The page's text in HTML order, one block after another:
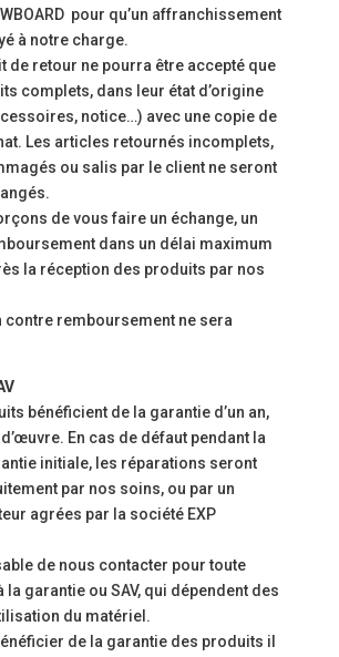
pour qu’un affranchissement
à notre charge.
de retour ne pourra être accepté que
complets, dans leur état d’origine
notice…) avec une copie de
Les articles retournés incomplets,
ou salis par le client ne seront
de vous faire un échange, un
dans un délai maximum
la réception des produits par nos
contre remboursement ne sera
bénéficient de la garantie d’un an,
En cas de défaut pendant la
initiale, les réparations seront
par nos soins, ou par un
agrées par la société EXP
de nous contacter pour toute
la garantie ou SAV, qui dépendent des
du matériel.
de la garantie des produits il